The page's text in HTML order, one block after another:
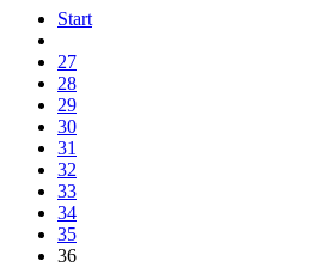
Start
27
28
29
30
31
32
33
34
35
36